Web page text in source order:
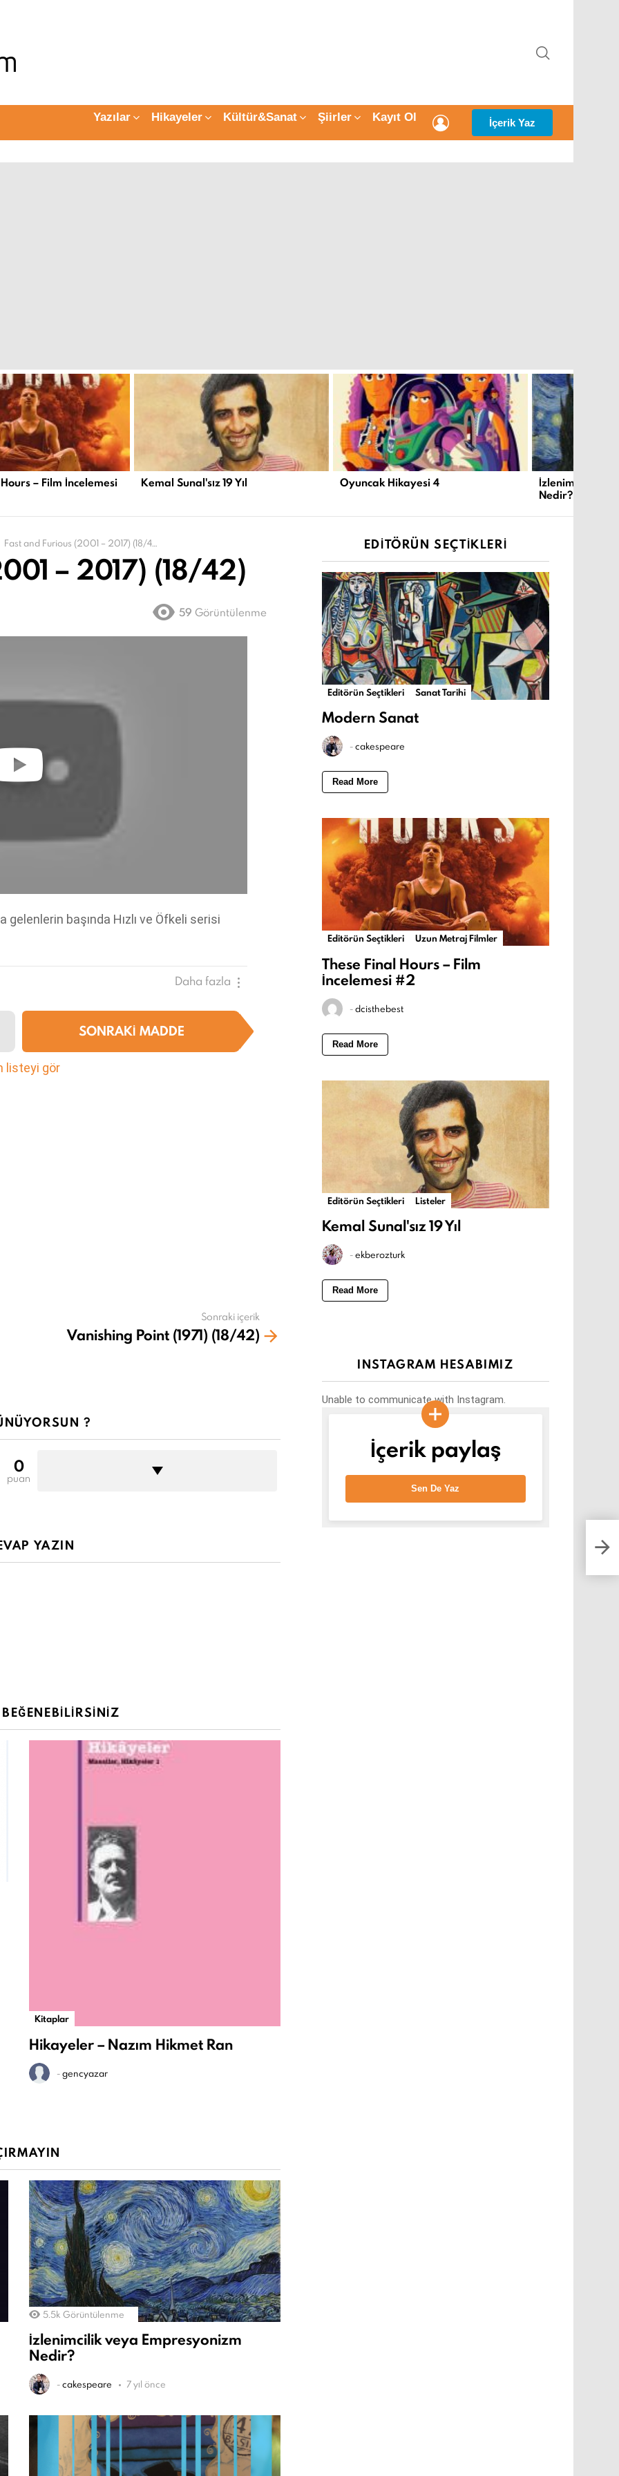
Yazılar Hikayeler Kültür&Sanat Şiirler Kayıt Ol İçerik Yaz
– Film İncelemesi
Kemal Sunal'sız 19 Yıl Oyuncak Hikayesi 4
İzlenimcilik
Nedir?
Fast and Furious (2001 – 2017) (18/42)
– 2017) (18/42)
59 Görüntülenme
gelenlerin başında Hızlı ve Öfkeli serisi
Daha fazla
SONRAKI MADDE
listeyi gör
Sonraki içerik
Vanishing Point (1971) (18/42)
?
0
puan
YAZIN
Kitaplar
Hikayeler – Nazım Hikmet Ran
-gencyazar
5.5k Görüntülenme
İzlenimcilik veya Empresyonizm
Nedir?
-cakespeare 7 yıl önce
EDITÖRÜN SEÇTIKLERI
Editörün Seçtikleri Sanat Tarihi
Modern Sanat
-cakespeare
Read More
Editörün Seçtikleri Uzun Metraj Filmler
These Final Hours – Film
İncelemesi #2
-dcisthebest
Read More
Editörün Seçtikleri Listeler
Kemal Sunal'sız 19 Yıl
-ekberozturk
Read More
INSTAGRAM HESABIMIZ
Unable to communicate with Instagram.
İçerik paylaş
Sen De Yaz